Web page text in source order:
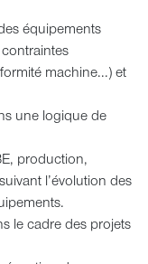
équipements
machine...) et
une logique de
production,
l’évolution des
le cadre des projets